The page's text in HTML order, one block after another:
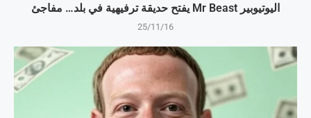
اليوتيوبير Mr Beast يفتح حديقة ترفيهية في بلد… مفاجئ
25/11/16